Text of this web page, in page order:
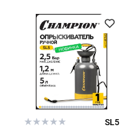
SL5